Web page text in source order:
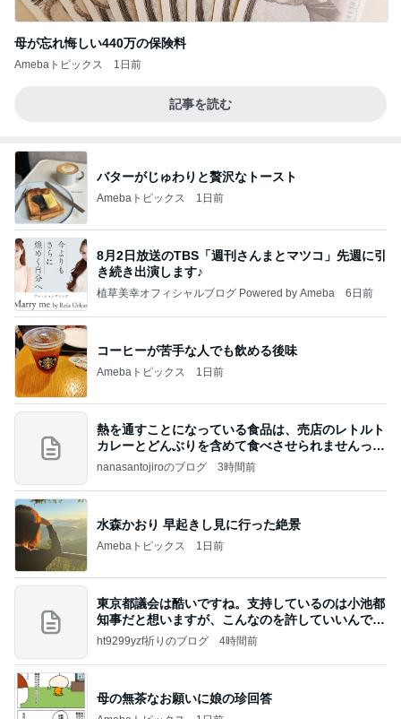
母が忘れ悔しい440万の保険料
Amebaトピックス 1日前
記事を読む
バターがじゅわりと贅沢なトースト
Amebaトピックス 1日前
8月2日放送のTBS「週刊さんまとマツコ」先週に引
き続き出演します♪
植草美幸オフィシャルブログ Powered by Ameba 6日前
コーヒーが苦手な人でも飲める後味
Amebaトピックス 1日前
熱を通すことになっている食品は、売店のレトルト
カレーとどんぶりを含めて食べさせられませんっ
て、男
nanasantojiroのブログ 3時間前
水森かおり 早起きし見に行った絶景
Amebaトピックス 1日前
東京都議会は酷いですね。支持しているのは小池都
知事だと想いますが、こんなのを許していいんです
か？
ht9299yzf祈りのブログ 4時間前
母の無茶なお願いに娘の珍回答